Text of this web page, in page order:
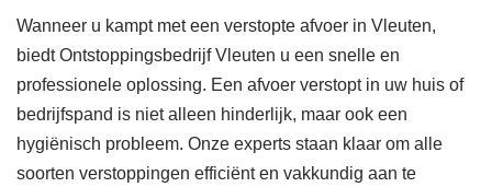
Wanneer u kampt met een verstopte afvoer in Vleuten,
biedt Ontstoppingsbedrijf Vleuten u een snelle en
professionele oplossing. Een afvoer verstopt in uw huis of
bedrijfspand is niet alleen hinderlijk, maar ook een
hygiënisch probleem. Onze experts staan klaar om alle
soorten verstoppingen efficiënt en vakkundig aan te